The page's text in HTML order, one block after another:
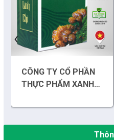
CÔNG TY CỔ PHẦN
THỰC PHẨM XANH
‹
Những sáng tạo độc đáo từ
Gam màu sáng trong bức
Khi khoa học - công nghệ
“Đi tắt, đón đầu” các công